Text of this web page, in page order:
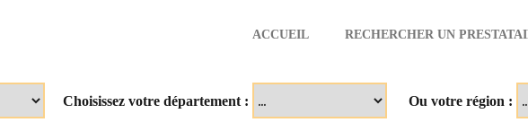
Savoir faire
ACCUEIL RECHERCHER UN
Choisissez votre département : Ou votre région :